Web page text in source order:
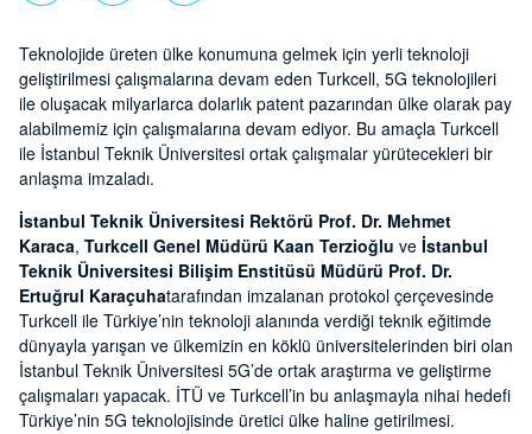
Teknolojide üreten ülke konumuna gelmek için yerli teknoloji
geliştirilmesi çalışmalarına devam eden Turkcell, 5G teknolojileri
ile oluşacak milyarlarca dolarlık patent pazarından ülke olarak pay
alabilmemiz için çalışmalarına devam ediyor. Bu amaçla Turkcell
ile İstanbul Teknik Üniversitesi ortak çalışmalar yürütecekleri bir
anlaşma imzaladı.
İstanbul Teknik Üniversitesi Rektörü Prof. Dr. Mehmet
Karaca, Turkcell Genel Müdürü Kaan Terzioğlu ve İstanbul
Teknik Üniversitesi Bilişim Enstitüsü Müdürü Prof. Dr.
Ertuğrul Karaçuhatarafından imzalanan protokol çerçevesinde
Turkcell ile Türkiye’nin teknoloji alanında verdiği teknik eğitimde
dünyayla yarışan ve ülkemizin en köklü üniversitelerinden biri olan
İstanbul Teknik Üniversitesi 5G’de ortak araştırma ve geliştirme
çalışmaları yapacak. İTÜ ve Turkcell’in bu anlaşmayla nihai hedefi
Türkiye’nin 5G teknolojisinde üretici ülke haline getirilmesi.